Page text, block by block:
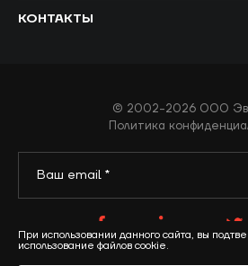
КОНТАКТЫ
© 2002-2026 ООО
Политика
Разработано в WEZOM
При использовании данного сайта, вы
использование файлов cookie.